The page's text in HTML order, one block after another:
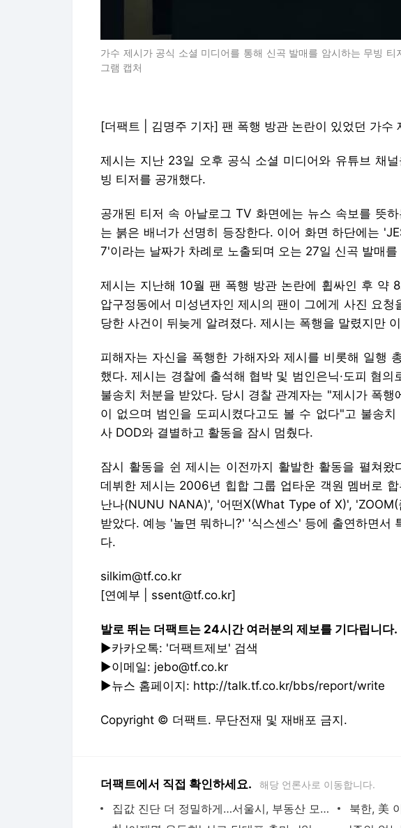
가수 제시가 공식 소셜 미디어를 통해 신곡 발매를 암시하는 무빙
그램 캡처
[더팩트 | 김명주 기자] 팬 폭행 방관 논란이 있었던 가수
제시는 지난 23일 오후 공식 소셜 미디어와 유튜브 채
빙 티저를 공개했다.
공개된 티저 속 아날로그 TV 화면에는 뉴스 속보를 뜻
는 붉은 배너가 선명히 등장한다. 이어 화면 하단에는
7'이라는 날짜가 차례로 노출되며 오는 27일 신곡 발매
제시는 지난해 10월 팬 폭행 방관 논란에 휩싸인 후 약
압구정동에서 미성년자인 제시의 팬이 그에게 사진 요청
당한 사건이 뒤늦게 알려졌다. 제시는 폭행을 말렸지만
피해자는 자신을 폭행한 가해자와 제시를 비롯해 일행
했다. 제시는 경찰에 출석해 협박 및 범인은닉·도피 혐
불송치 처분을 받았다. 당시 경찰 관계자는 "제시가 폭행
이 없으며 범인을 도피시켰다고도 볼 수 없다"고 불송
사 DOD와 결별하고 활동을 잠시 멈췄다.
잠시 활동을 쉰 제시는 이전까지 활발한 활동을 펼쳐
데뷔한 제시는 2006년 힙합 그룹 업타운 객원 멤버로
난나(NUNU NANA)', '어떤X(What Type of X)',
받았다. 예능 '놀면 뭐하니?' '식스센스' 등에 출연하면서
다.
silkim@tf.co.kr
[연예부 | ssent@tf.co.kr]
발로 뛰는 더팩트는 24시간 여러분의 제보를 기다립니다.
▶카카오톡: '더팩트제보' 검색
▶이메일: jebo@tf.co.kr
▶뉴스 홈페이지: http://talk.tf.co.kr/bbs/report/write
Copyright © 더팩트. 무단전재 및 재배포 금지.
더팩트에서 직접 확인하세요. 해당 언론사로 이동합니다.
집값 진단 더 정밀하게…서울시, 부동산 모니터링 대폭 강화 - 사회 | 기사 - 더팩트